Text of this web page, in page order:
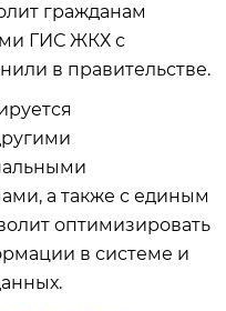
гражданам
ГИС ЖКХ с
в правительстве.
а также с единым
оптимизировать
в системе и